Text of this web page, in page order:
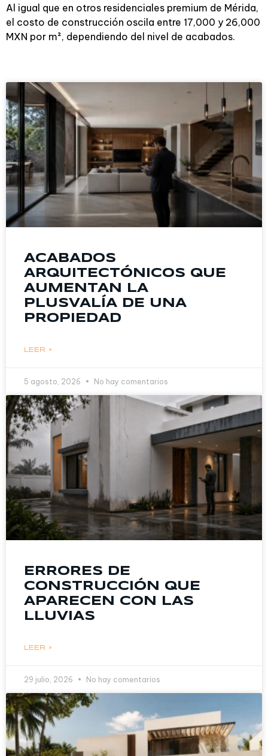
Al igual que en otros residenciales premium de Mérida,
el costo de construcción oscila entre 17,000 y 26,000
MXN por m², dependiendo del nivel de acabados.
ACABADOS
ARQUITECTÓNICOS QUE
AUMENTAN LA
PLUSVALÍA DE UNA
PROPIEDAD
LEER »
5 agosto, 2026 No hay comentarios
ERRORES DE
CONSTRUCCIÓN QUE
APARECEN CON LAS
LLUVIAS
LEER »
29 julio, 2026 No hay comentarios